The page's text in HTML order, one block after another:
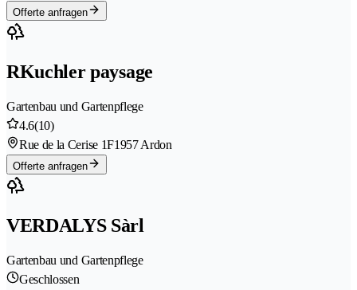
Offerte anfragen
RKuchler paysage
Gartenbau und Gartenpflege
4.6(10)
Rue de la Cerise 1F1957 Ardon
Offerte anfragen
VERDALYS Sàrl
Gartenbau und Gartenpflege
Geschlossen